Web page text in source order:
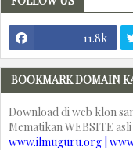
11.8k
BOOKMARK DOMAIN
Download di web klon
Mematikan WEBSITE
www.ilmuguru.org |